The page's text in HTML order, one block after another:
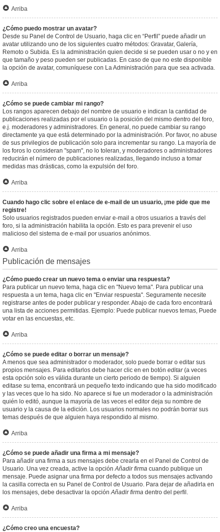
Arriba
¿Cómo puedo mostrar un avatar?
Desde su Panel de Control de Usuario, haga clic en “Perfil” puede añadir un
avatar utilizando uno de los siguientes cuatro métodos: Gravatar, Galería,
Remoto o Subida. Es la administración quien decide si se pueden usar o no y en
que tamaño y peso pueden ser publicadas. En caso de que no este disponible
la opción de avatar, comuníquese con La Administración para que sea activada.
Arriba
¿Cómo se puede cambiar mi rango?
Los rangos aparecen debajo del nombre de usuario e indican la cantidad de
publicaciones realizadas por el usuario o la posición del mismo dentro del foro,
e.j. moderadores y administradores. En general, no puede cambiar su rango
directamente ya que está determinado por la administración. Por favor, no abuse
de sus privilegios de publicación solo para incrementar su rango. La mayoría de
los foros lo consideran "spam", no lo toleran, y moderadores o administradores
reducirán el número de publicaciones realizadas, llegando incluso a tomar
medidas mas drásticas, como la expulsión del foro.
Arriba
Cuando hago clic sobre el enlace de e-mail de un usuario, ¡me pide que me
registre!
Solo usuarios registrados pueden enviar e-mail a otros usuarios a través del
foro, si la administración habilita la opción. Esto es para prevenir el uso
malicioso del sistema de e-mail por usuarios anónimos.
Arriba
Publicación de mensajes
¿Cómo puedo crear un nuevo tema o enviar una respuesta?
Para publicar un nuevo tema, haga clic en "Nuevo tema". Para publicar una
respuesta a un tema, haga clic en "Enviar respuesta". Seguramente necesite
registrarse antes de poder publicar y responder. Abajo de cada foro encontrará
una lista de acciones permitidas. Ejemplo: Puede publicar nuevos temas, Puede
votar en las encuestas, etc.
Arriba
¿Cómo se puede editar o borrar un mensaje?
A menos que sea administrador o moderador, solo puede borrar o editar sus
propios mensajes. Para editarlos debe hacer clic en en botón editar(a veces
esta opción solo es válida durante un cierto periodo de tiempo). Si alguien
editase su tema, encontrará un pequeño texto indicando que ha sido modificado
y las veces que lo ha sido. No aparece si fue un moderador o la administración
quién lo editó, aunque la mayoría de las veces el editor deja su nombre de
usuario y la causa de la edición. Los usuarios normales no podrán borrar sus
temas después de que alguien haya respondido al mismo.
Arriba
¿Cómo se puede añadir una firma a mi mensaje?
Para añadir una firma a sus mensajes debe crearla en el Panel de Control de
Usuario. Una vez creada, active la opciónAñadir firma cuando publique un
mensaje. Puede asignar una firma por defecto a todos sus mensajes activando
la casilla correcta en su Panel de Control de Usuario. Para dejar de añadirla en
los mensajes, debe desactivar la opciónAñadir firma dentro del perfil.
Arriba
¿Cómo creo una encuesta?